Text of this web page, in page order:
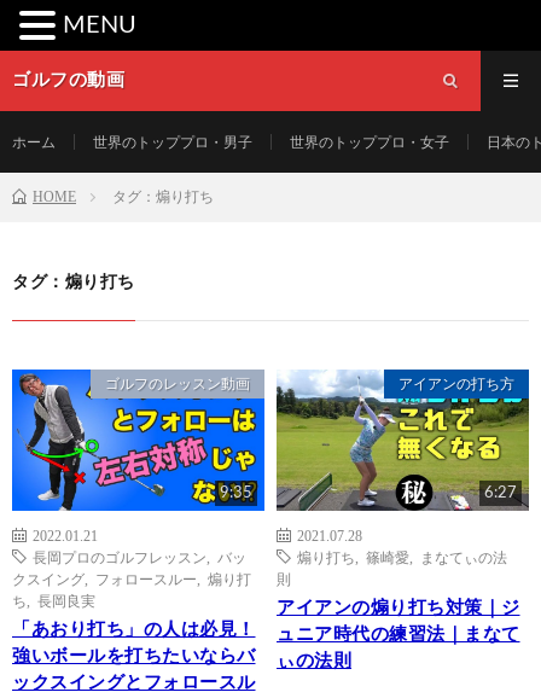
ゴルフの動画
ホーム 世界のトッププロ・男子 世界のトッププロ・女子 日本の
HOME タグ：煽り打ち
タグ：煽り打ち
ゴルフのレッスン動画
9:35
2022.01.21
長岡プロのゴルフレッスン
バッ
クスイング
フォロースルー
煽り打
ち
長岡良実
「あおり打ち」の人は必見！
強いボールを打ちたいならバ
ックスイングとフォロースル
アイアンの打ち方
6:27
2021.07.28
煽り打ち
篠崎愛
まなてぃの法
則
アイアンの煽り打ち対策｜ジ
ュニア時代の練習法｜まなて
ぃの法則
MENU